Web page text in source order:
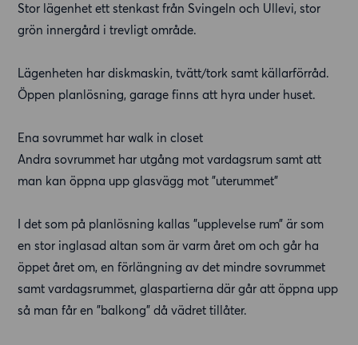
Stor lägenhet ett stenkast från Svingeln och Ullevi, stor
grön innergård i trevligt område.
Lägenheten har diskmaskin, tvätt/tork samt källarförråd.
Öppen planlösning, garage finns att hyra under huset.
Ena sovrummet har walk in closet
Andra sovrummet har utgång mot vardagsrum samt att
man kan öppna upp glasvägg mot ”uterummet”
I det som på planlösning kallas ”upplevelse rum” är som
en stor inglasad altan som är varm året om och går ha
öppet året om, en förlängning av det mindre sovrummet
samt vardagsrummet, glaspartierna där går att öppna upp
så man får en ”balkong” då vädret tillåter.